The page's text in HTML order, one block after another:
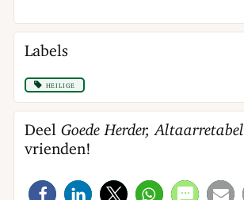
Labels
heilige
DeelGoede Herder, Altaarretabel
vrienden!